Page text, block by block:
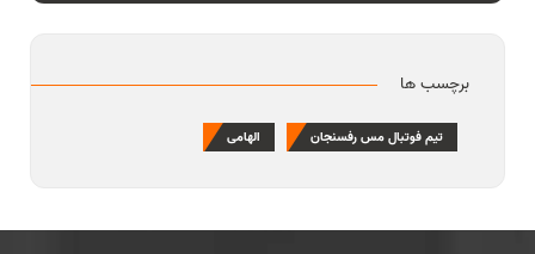
برچسب ها
تیم فوتبال مس رفسنجان الهامی